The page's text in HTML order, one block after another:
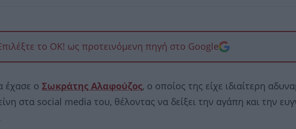
το OK! ως προτεινόμενη πηγή στο Google
έχασε ο Σωκράτης Αλαφούζος, ο οποίος της είχε ιδιαίτερη
στα social media του, θέλοντας να δείξει την αγάπη και την